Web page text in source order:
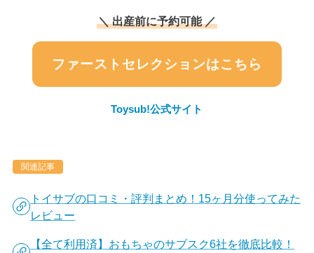
＼ 出産前に予約可能 ／
ファーストセレクションはこちら
Toysub!公式サイト
関連記事
トイサブの口コミ・評判まとめ！15ヶ月分使ってみた
レビュー
【全て利用済】おもちゃのサブスク6社を徹底比較！